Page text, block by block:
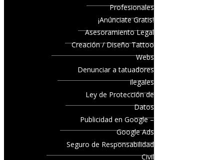
Profesionales
¡Anúnciate Gratis!
Asesoramiento Legal
Creación / Diseño Tattoo
Webs
Denunciar a tatuadores
ilegales
Ley de Protección de
Datos
Publicidad en Google –
Google Ads
Seguro de Responsabilidad
Civil